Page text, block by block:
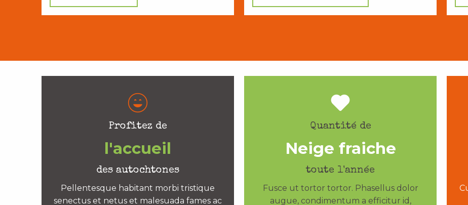
Profitez de
l'accueil
des autochtones
Pellentesque habitant morbi tristique
senectus et netus et malesuada fames ac
Quantité de
Neige fraiche
toute l'année
Fusce ut tortor tortor. Phasellus dolor
augue, condimentum a efficitur id,